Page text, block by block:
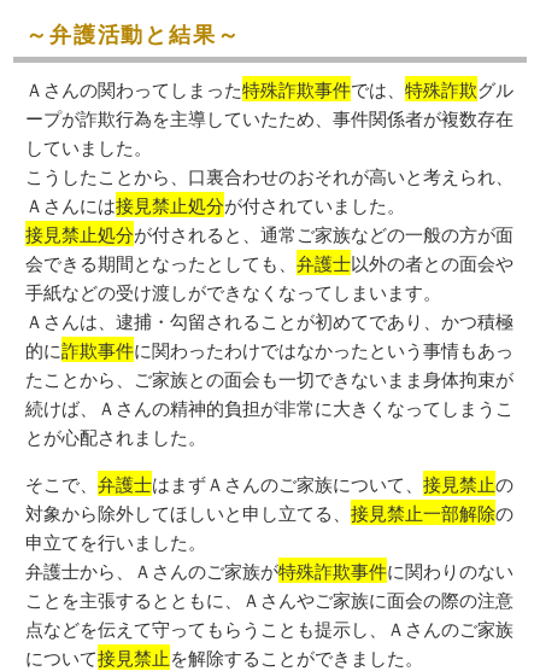
～弁護活動と結果～
Ａさんの関わってしまった特殊詐欺事件では、特殊詐欺グル
ープが詐欺行為を主導していたため、事件関係者が複数存在
していました。
こうしたことから、口裏合わせのおそれが高いと考えられ、
Ａさんには接見禁止処分が付されていました。
接見禁止処分が付されると、通常ご家族などの一般の方が面
会できる期間となったとしても、弁護士以外の者との面会や
手紙などの受け渡しができなくなってしまいます。
Ａさんは、逮捕・勾留されることが初めてであり、かつ積極
的に詐欺事件に関わったわけではなかったという事情もあっ
たことから、ご家族との面会も一切できないまま身体拘束が
続けば、Ａさんの精神的負担が非常に大きくなってしまうこ
とが心配されました。
そこで、弁護士はまずＡさんのご家族について、接見禁止の
対象から除外してほしいと申し立てる、接見禁止一部解除の
申立てを行いました。
弁護士から、Ａさんのご家族が特殊詐欺事件に関わりのない
ことを主張するとともに、Ａさんやご家族に面会の際の注意
点などを伝えて守ってもらうことも提示し、Ａさんのご家族
について接見禁止を解除することができました。